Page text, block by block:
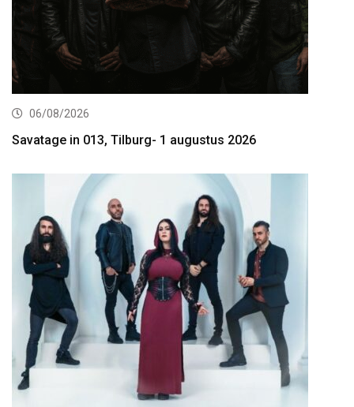
06/08/2026
Savatage in 013, Tilburg- 1 augustus 2026